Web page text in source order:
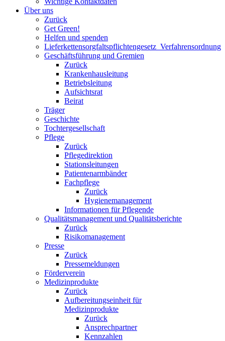
Über uns
Zurück
Get Green!
Helfen und spenden
Lieferkettensorgfaltspflichtengesetz_Verfahrensordnung
Geschäftsführung und Gremien
Zurück
Krankenhausleitung
Betriebsleitung
Aufsichtsrat
Beirat
Träger
Geschichte
Tochtergesellschaft
Pflege
Zurück
Pflegedirektion
Stationsleitungen
Patientenarmbänder
Fachpflege
Zurück
Hygienemanagement
Informationen für Pflegende
Qualitätsmanagement und Qualitätsberichte
Zurück
Risikomanagement
Presse
Zurück
Pressemeldungen
Förderverein
Medizinprodukte
Zurück
Aufbereitungseinheit für
Medizinprodukte
Zurück
Ansprechpartner
Kennzahlen